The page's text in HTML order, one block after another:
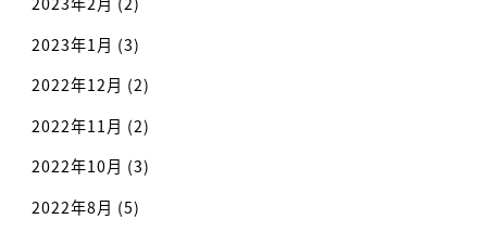
2023年1月 (3)
2022年12月 (2)
2022年11月 (2)
2022年10月 (3)
2022年8月 (5)